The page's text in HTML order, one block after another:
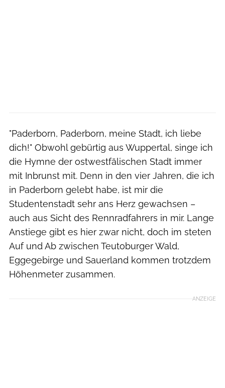
"Paderborn, Paderborn, meine Stadt, ich liebe
dich!" Obwohl gebürtig aus Wuppertal, singe ich
die Hymne der ostwestfälischen Stadt immer
mit Inbrunst mit. Denn in den vier Jahren, die ich
in Paderborn gelebt habe, ist mir die
Studentenstadt sehr ans Herz gewachsen –
auch aus Sicht des Rennradfahrers in mir. Lange
Anstiege gibt es hier zwar nicht, doch im steten
Auf und Ab zwischen Teutoburger Wald,
Eggegebirge und Sauerland kommen trotzdem
Höhenmeter zusammen.
ANZEIGE